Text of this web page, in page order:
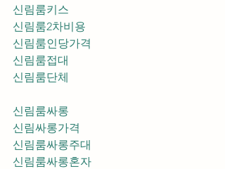
신림룸키스
신림룸2차비용
신림룸인당가격
신림룸접대
신림룸단체
신림룸싸롱
신림싸롱가격
신림룸싸롱주대
신림룸싸롱혼자